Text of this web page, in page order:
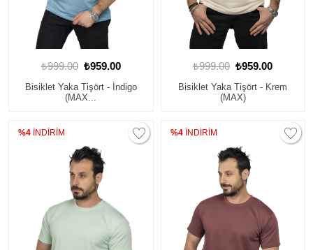
₺999.00 ₺959.00
Bisiklet Yaka Tişört - İndigo
(MAX...
₺999.00 ₺959.00
Bisiklet Yaka Tişört - Krem
(MAX)
%4 İNDİRİM %4İNDİRİM